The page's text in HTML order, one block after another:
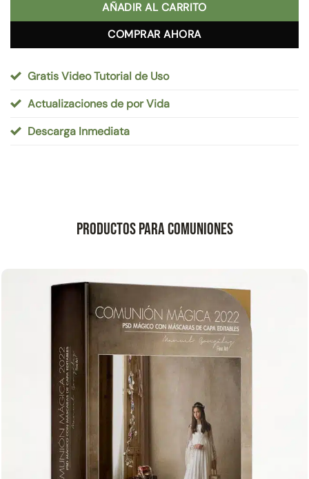
AÑADIR AL CARRITO
COMPRAR AHORA
Gratis Video Tutorial de Uso
Actualizaciones de por Vida
Descarga Inmediata
Productos para Comuniones